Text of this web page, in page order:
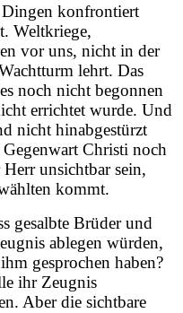
Dingen konfrontiert
Weltkriege,
vor uns, nicht in der
lehrt. Das
noch nicht begonnen
errichtet wurde. Und
nicht hinabgestürzt
Christi noch
unsichtbar sein,
kommt.
gesalbte Brüder und
ablegen würden,
gesprochen haben?
ihr Zeugnis
Aber die sichtbare